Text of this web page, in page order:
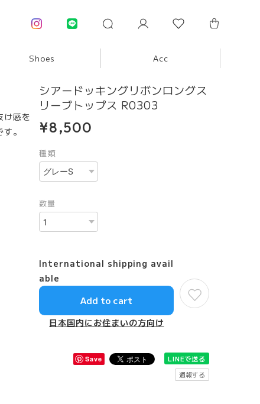
Shoes Acc
け感を
。
シアードッキングリボンロングス
リーブトップス R0303
¥8,500
種類
数量
International shipping avail
able
Add to cart
日本国内にお住まいの方向け
Save
LINEで送る
通報する